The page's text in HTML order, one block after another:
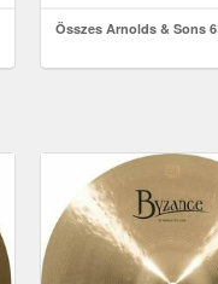
Összes Arnolds & Sons 6